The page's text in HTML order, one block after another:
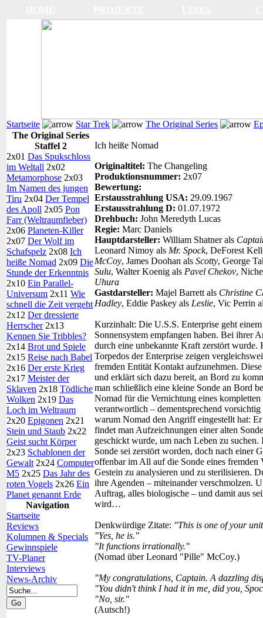
Startseite Star Trek The Original Series
The Original Series
Staffel 2
2x01 Das Spukschloss
im Weltall 2x02
Metamorphose 2x03
Im Namen des jungen
Tiru 2x04 Der Tempel
des Apoll 2x05 Pon
Farr (Weltraumfieber)
2x06 Planeten-Killer
2x07 Der Wolf im
Schafspelz 2x08 Ich
heiße Nomad 2x09 Die
Stunde der Erkenntnis
2x10 Ein Parallel-
Universum 2x11 Wie
schnell die Zeit vergeht
2x12 Der dressierte
Herrscher2x13
Kennen Sie Tribbles?
2x14 Brot und Spiele
2x15 Reise nach Babel
2x16 Der erste Krieg
2x17 Meister der
Sklaven 2x18 Tödliche
Wolken 2x19 Das
Loch im Weltraum
2x20 Epigonen 2x21
Stein und Staub 2x22
Geist sucht Körper
2x23 Schablonen der
Gewalt 2x24 Computer
M5 2x25 Das Jahr des
roten Vogels 2x26 Ein
Planet genannt Erde
Navigation
Startseite
Reviews
Kolumnen & Specials
Gewinnspiele
TV-Planer
Interviews
News-Archiv
Ich heiße Nomad
Originaltitel: The Changeling
Produktionsnummer: 2x07
Bewertung:
Erstausstrahlung USA: 29.09.1967
Erstausstrahlung D: 01.07.1972
Drehbuch: John Meredyth Lucas
Regie: Marc Daniels
Hauptdarsteller: William Shatner als
Leonard Nimoy als Mr. Spock, DeForest
McCoy, James Doohan als Scotty, George
Sulu, Walter Koenig als Pavel Chekov,
Uhura
Gastdarsteller: Majel Barrett als Christine
Hadley, Eddie Paskey als Leslie, Vic Perrin
Kurzinhalt: Die U.S.S. Enterprise geht
Sonnensystem empfangen haben. Bei ihrer
durch eine unbekannte Kraft zerstört
Torpedos der Enterprise zeigen
fremden Entität Kontakt aufzunehmen.
und erklärt sich dazu bereit, an Bord zu
man schließlich eine kleine Sonde an Bord
Nomad für die Vernichtung eines
verantwortlich – dementsprechend
warum Nomad den Angriff eingestellt hat:
findet man Aufzeichnungen einer alten
geschickt wurde, um nach Leben zu
Sonde sei zerstört worden, doch nach einer
offenbar im All auf die Sonde eines
Gestein zu analysieren und zu sterilisieren.
ihre Agenden – miteinander verschmolzen.
Auftrag, alles biologische – und damit aus
wird…
Denkwürdige Zitate: "This is one of your
"Yes, he is."
"It functions irrationally."
(Nomad über Leonard "Pille" McCoy.)
"My congratulations, Captain. A dazzling
"You didn't think I had it in me, did you,
"No, sir."
(Autsch!)